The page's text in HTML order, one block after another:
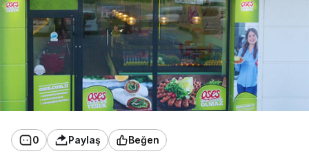
0 Paylaş Beğen